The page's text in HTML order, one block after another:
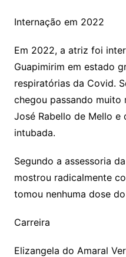
Internação em 2022
Em 2022, a atriz foi
Guapimirim em estado
respiratórias da Covid.
chegou passando muito
José Rabello de Mello e
intubada.
Segundo a assessoria
mostrou radicalmente
tomou nenhuma dose
Carreira
Elizangela do Amaral